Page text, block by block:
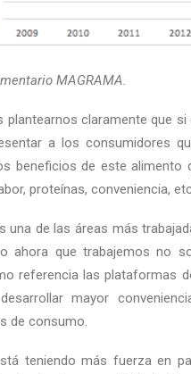
MAGRAMA.
plantearnos claramente que
a los consumidores
beneficios de este
proteínas, conveniencia,
una de las áreas más
ahora que trabajemos
referencia las plataformas
mayor
de consumo.
teniendo más fuerza en